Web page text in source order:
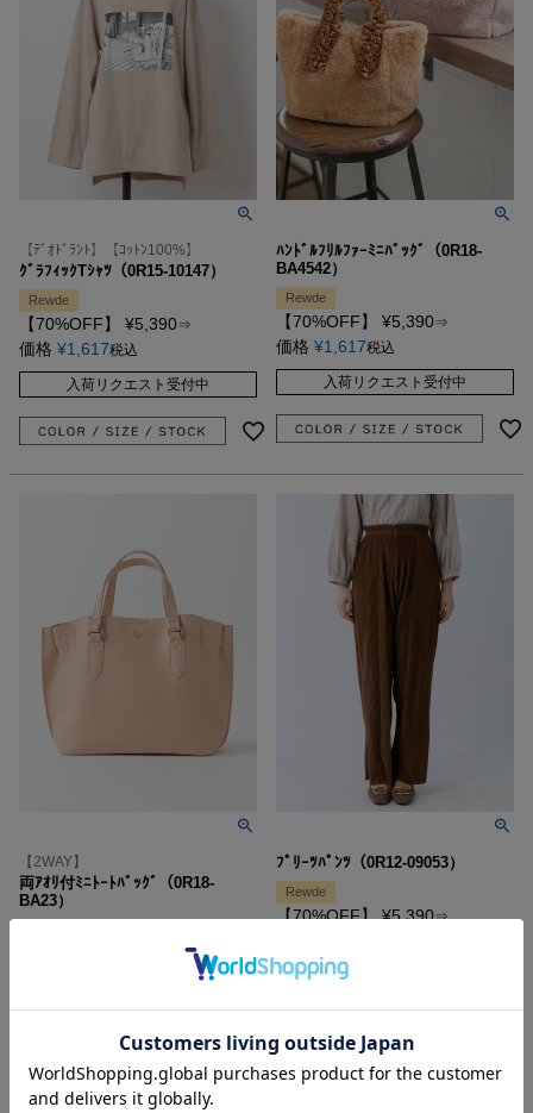
【ﾃﾞｵﾄﾞﾗﾝﾄ】【ｺｯﾄﾝ100%】
ｸﾞﾗﾌｨｯｸTｼｬﾂ（0R15-10147）
Rewde
【70%OFF】 ¥5,390⇒
価格 ¥1,617税込
入荷リクエスト受付中
ﾊﾝﾄﾞﾙﾌﾘﾙﾌｧｰﾐﾆﾊﾞｯｸﾞ（0R18-
BA4542）
Rewde
【70%OFF】 ¥5,390⇒
価格 ¥1,617税込
入荷リクエスト受付中
【2WAY】
両ｱｵﾘ付ﾐﾆﾄｰﾄﾊﾞｯｸﾞ（0R18-
BA23）
⇒
入荷リクエスト受付中
ﾌﾟﾘｰﾂﾊﾟﾝﾂ（0R12-09053）
Rewde
【70%OFF】 ¥5,390⇒
入荷リクエスト受付中